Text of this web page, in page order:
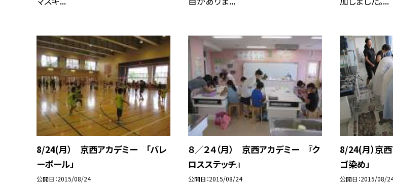
8/24(月） 京西アカデミー 「バレ
ーボール」
公開日 2015/08/24
８／２４（月） 京西アカデミー 『ク
ロスステッチ』
公開日 2015/08/24
8/24(月）京
ゴ染め」
公開日 2015/08/